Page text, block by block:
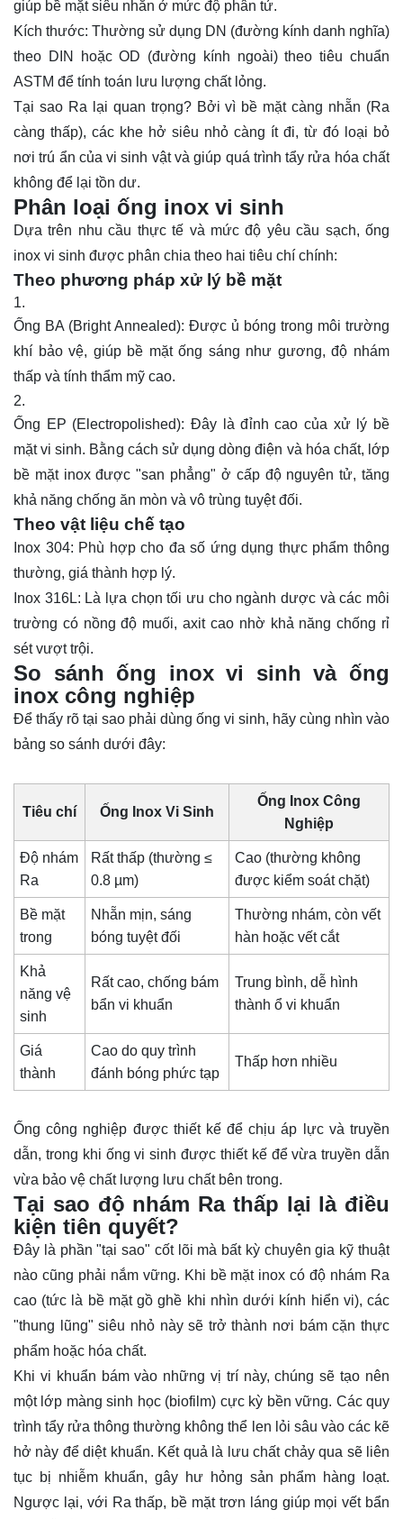
giúp bề mặt siêu nhẵn ở mức độ phân tử.
Kích thước: Thường sử dụng DN (đường kính danh nghĩa)
theo DIN hoặc OD (đường kính ngoài) theo tiêu chuẩn
ASTM để tính toán lưu lượng chất lỏng.
Tại sao Ra lại quan trọng? Bởi vì bề mặt càng nhẵn (Ra
càng thấp), các khe hở siêu nhỏ càng ít đi, từ đó loại bỏ
nơi trú ẩn của vi sinh vật và giúp quá trình tẩy rửa hóa chất
không để lại tồn dư.
Phân loại ống inox vi sinh
Dựa trên nhu cầu thực tế và mức độ yêu cầu sạch, ống
inox vi sinh được phân chia theo hai tiêu chí chính:
Theo phương pháp xử lý bề mặt
Ống BA (Bright Annealed): Được ủ bóng trong môi trường
khí bảo vệ, giúp bề mặt ống sáng như gương, độ nhám
thấp và tính thẩm mỹ cao.
Ống EP (Electropolished): Đây là đỉnh cao của xử lý bề
mặt vi sinh. Bằng cách sử dụng dòng điện và hóa chất, lớp
bề mặt inox được "san phẳng" ở cấp độ nguyên tử, tăng
khả năng chống ăn mòn và vô trùng tuyệt đối.
Theo vật liệu chế tạo
Inox 304: Phù hợp cho đa số ứng dụng thực phẩm thông
thường, giá thành hợp lý.
Inox 316L: Là lựa chọn tối ưu cho ngành dược và các môi
trường có nồng độ muối, axit cao nhờ khả năng chống rỉ
sét vượt trội.
So sánh ống inox vi sinh và ống
inox công nghiệp
Để thấy rõ tại sao phải dùng ống vi sinh, hãy cùng nhìn vào
bảng so sánh dưới đây:
Tiêu chí Ống Inox Vi Sinh
Ống Inox Công
Nghiệp
Độ nhám
Ra
Rất thấp (thường ≤
0.8 µm)
Cao (thường không
được kiểm soát chặt)
Bề mặt
trong
Nhẵn mịn, sáng
bóng tuyệt đối
Thường nhám, còn vết
hàn hoặc vết cắt
Khả
năng vệ
sinh
Rất cao, chống bám
bẩn vi khuẩn
Trung bình, dễ hình
thành ổ vi khuẩn
Giá
thành
Cao do quy trình
đánh bóng phức tạp
Thấp hơn nhiều
Ống công nghiệp được thiết kế để chịu áp lực và truyền
dẫn, trong khi ống vi sinh được thiết kế để vừa truyền dẫn
vừa bảo vệ chất lượng lưu chất bên trong.
Tại sao độ nhám Ra thấp lại là điều
kiện tiên quyết?
Đây là phần "tại sao" cốt lõi mà bất kỳ chuyên gia kỹ thuật
nào cũng phải nắm vững. Khi bề mặt inox có độ nhám Ra
cao (tức là bề mặt gồ ghề khi nhìn dưới kính hiển vi), các
"thung lũng" siêu nhỏ này sẽ trở thành nơi bám cặn thực
phẩm hoặc hóa chất.
Khi vi khuẩn bám vào những vị trí này, chúng sẽ tạo nên
một lớp màng sinh học (biofilm) cực kỳ bền vững. Các quy
trình tẩy rửa thông thường không thể len lỏi sâu vào các kẽ
hở này để diệt khuẩn. Kết quả là lưu chất chảy qua sẽ liên
tục bị nhiễm khuẩn, gây hư hỏng sản phẩm hàng loạt.
Ngược lại, với Ra thấp, bề mặt trơn láng giúp mọi vết bẩn